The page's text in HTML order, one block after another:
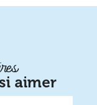
aimer